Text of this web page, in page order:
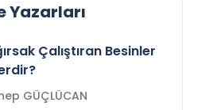
Yazarları
Çalıştıran Besinler
Zeynep GÜÇLÜCAN